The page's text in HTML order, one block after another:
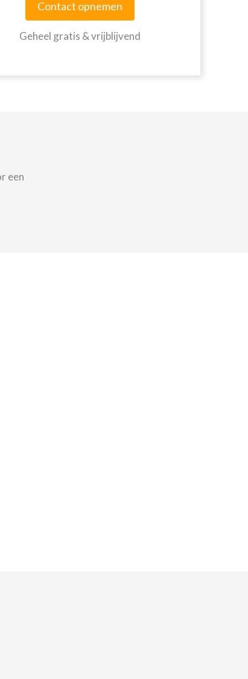
Contact opnemen
Geheel gratis & vrijblijvend
een